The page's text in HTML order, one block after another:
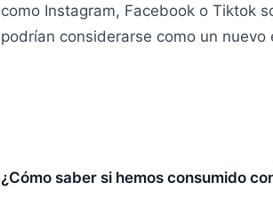
como Instagram, Facebook o Tiktok
podrían considerarse como un
¿Cómo saber si hemos consumido